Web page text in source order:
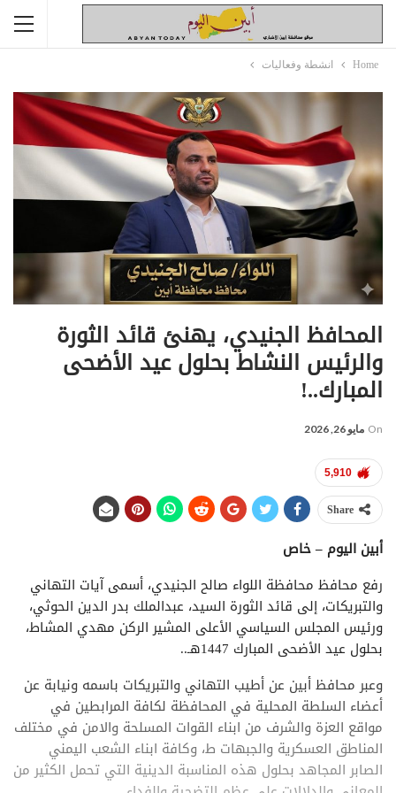
Home انشطة وفعاليات
المحافظ الجنيدي، يهنئ قائد الثورة
والرئيس النشاط بحلول عيد الأضحى
المبارك..!
On مايو 26, 2026
5,910
Share
أبين اليوم – خاص
رفع محافظ محافظة اللواء صالح الجنيدي، أسمى آيات التهاني
والتبريكات، إلى قائد الثورة السيد، عبدالملك بدر الدين الحوثي،
ورئيس المجلس السياسي الأعلى المشير الركن مهدي المشاط،
بحلول عيد الأضحى المبارك 1447هـ..
وعبر محافظ أبين عن أطيب التهاني والتبريكات باسمه ونيابة عن
أعضاء السلطة المحلية في المحافظة لكافة المرابطين في
مواقع العزة والشرف من ابناء القوات المسلحة والامن في مختلف
المناطق العسكرية والجبهات ط، وكافة ابناء الشعب اليمني
الصابر المجاهد بحلول هذه المناسبة الدينية التي تحمل الكثير من